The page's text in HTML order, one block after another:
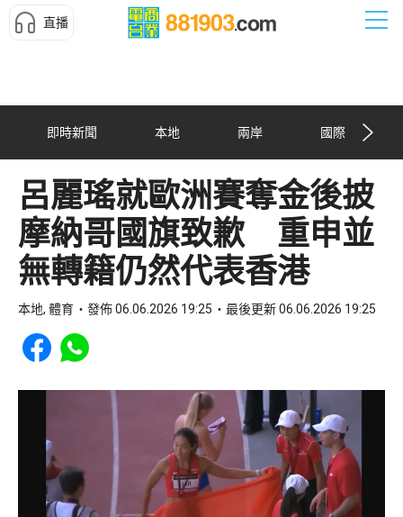
直播
即時新聞 本地 兩岸 國際
呂麗瑤就歐洲賽奪金後披
摩納哥國旗致歉 重申並
無轉籍仍然代表香港
本地, 體育 發佈 06.06.2026 19:25 最後更新 06.06.2026 19:25
Share to Facebook
Share to WhatsApp